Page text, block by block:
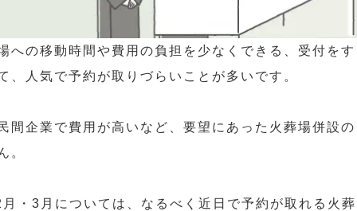
への移動時間や費用の負担を少なくできる、受付をす
、人気で予約が取りづらいことが多いです。
間企業で費用が高いなど、要望にあった火葬場併設の
。
・3月については、なるべく近日で予約が取れる火葬